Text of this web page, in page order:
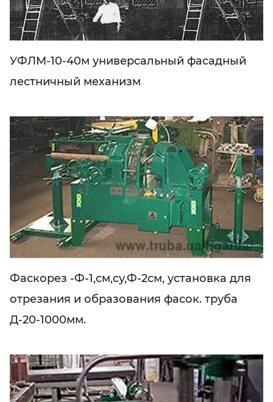
УФЛМ-10-40м универсальный фасадный
лестничный механизм
Фаскорез -Ф-1,см,су,Ф-2см, установка для
отрезания и образования фасок. труба
Д-20-1000мм.